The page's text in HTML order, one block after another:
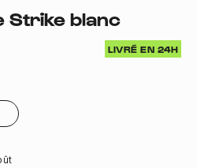
Strike blanc
LIVRÉ EN 24H